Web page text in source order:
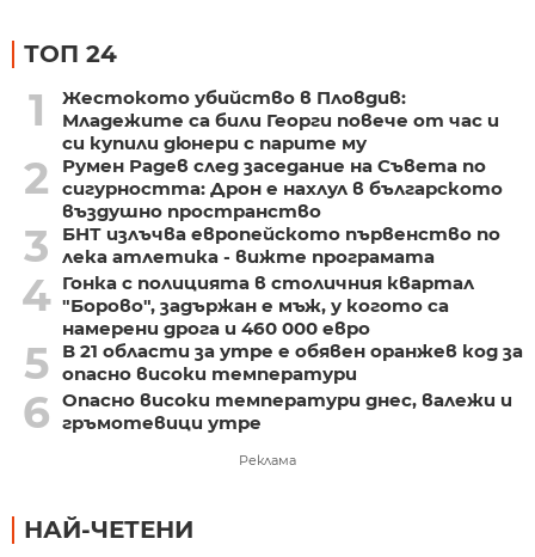
ТОП 24
1
Жестокото убийство в Пловдив:
Младежите са били Георги повече от час и
си купили дюнери с парите му
2
Румен Радев след заседание на Съвета по
сигурността: Дрон е нахлул в българското
въздушно пространство
3
БНТ излъчва европейското първенство по
лека атлетика - вижте програмата
4 Гонка с полицията в столичния квартал
"Борово", задържан е мъж, у когото са
намерени дрога и 460 000 евро
5
В 21 области за утре е обявен оранжев код за
опасно високи температури
6 Опасно високи температури днес, валежи и
гръмотевици утре
Реклама
НАЙ-ЧЕТЕНИ